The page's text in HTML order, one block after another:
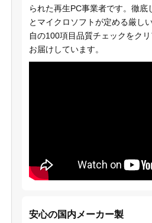
られた再生PC事業者です。徹底
とマイクロソフトが定める厳し
自の100項目品質チェックをク
お届けしています。
安心の国内メーカー製